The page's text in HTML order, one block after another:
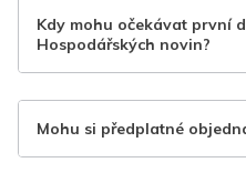
Kdy mohu očekávat první
Hospodářských novin?
Mohu si předplatné